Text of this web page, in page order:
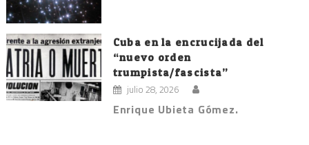
Cuba en la encrucijada del
“nuevo orden
trumpista/fascista”
julio 28, 2026
Enrique Ubieta Gómez.